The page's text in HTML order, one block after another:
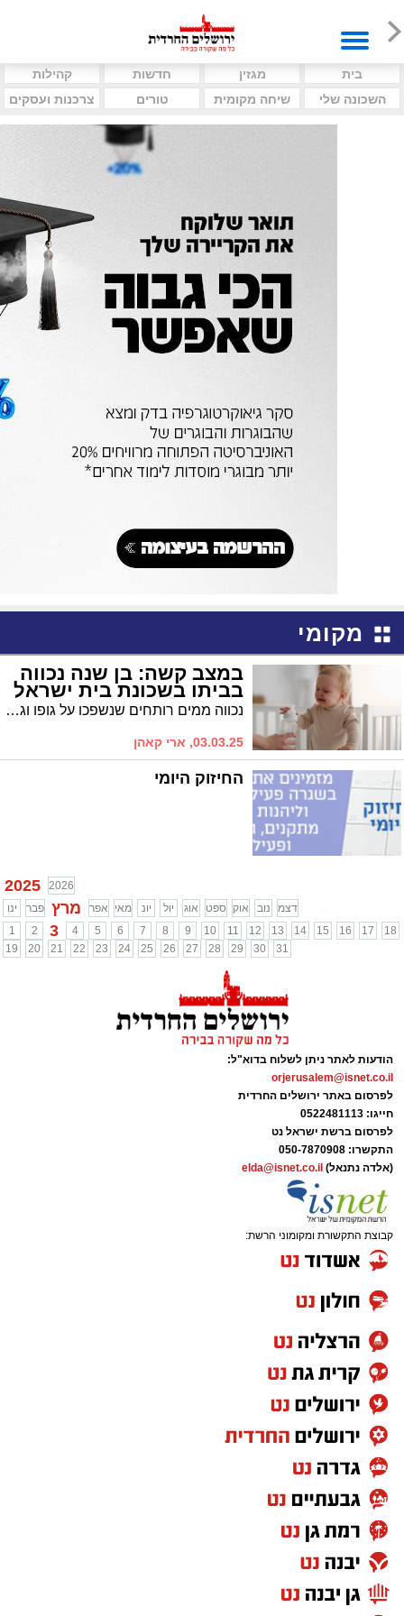
בית מגזין חדשות
קהילות
השכונה שלי
שיחה מקומית טורים צרכנות ועסקים
מקומי
במצב קשה: בן שנה נכווה
בביתו בשכונת בית ישראל
נכווה ממים רותחים שנשפכו על גופו וגרמו לכוויות קשות
03.03.25, ארי קאהן
החיזוק היומי
2025
2026
ינו
פבר מרץ אפר מאי יונ יול אוג ספט אוק נוב
דצמ
1
2 3 4 5 6 7 8 9 10 11 12 13 14 15 16 17
18
19
20 21 22 23 24 25 26 27 28 29 30 31
הודעות לאתר ניתן לשלוח בדוא"ל:
orjerusalem@isnet.co.il
לפרסום באתר ירושלים החרדית
חייגו: 0522481113
לפרסום ברשת ישראל נט
התקשרו: 050-7870908
(אלדה נתנאל) elda@isnet.co.il
קבוצת התקשורת ומקומוני הרשת: